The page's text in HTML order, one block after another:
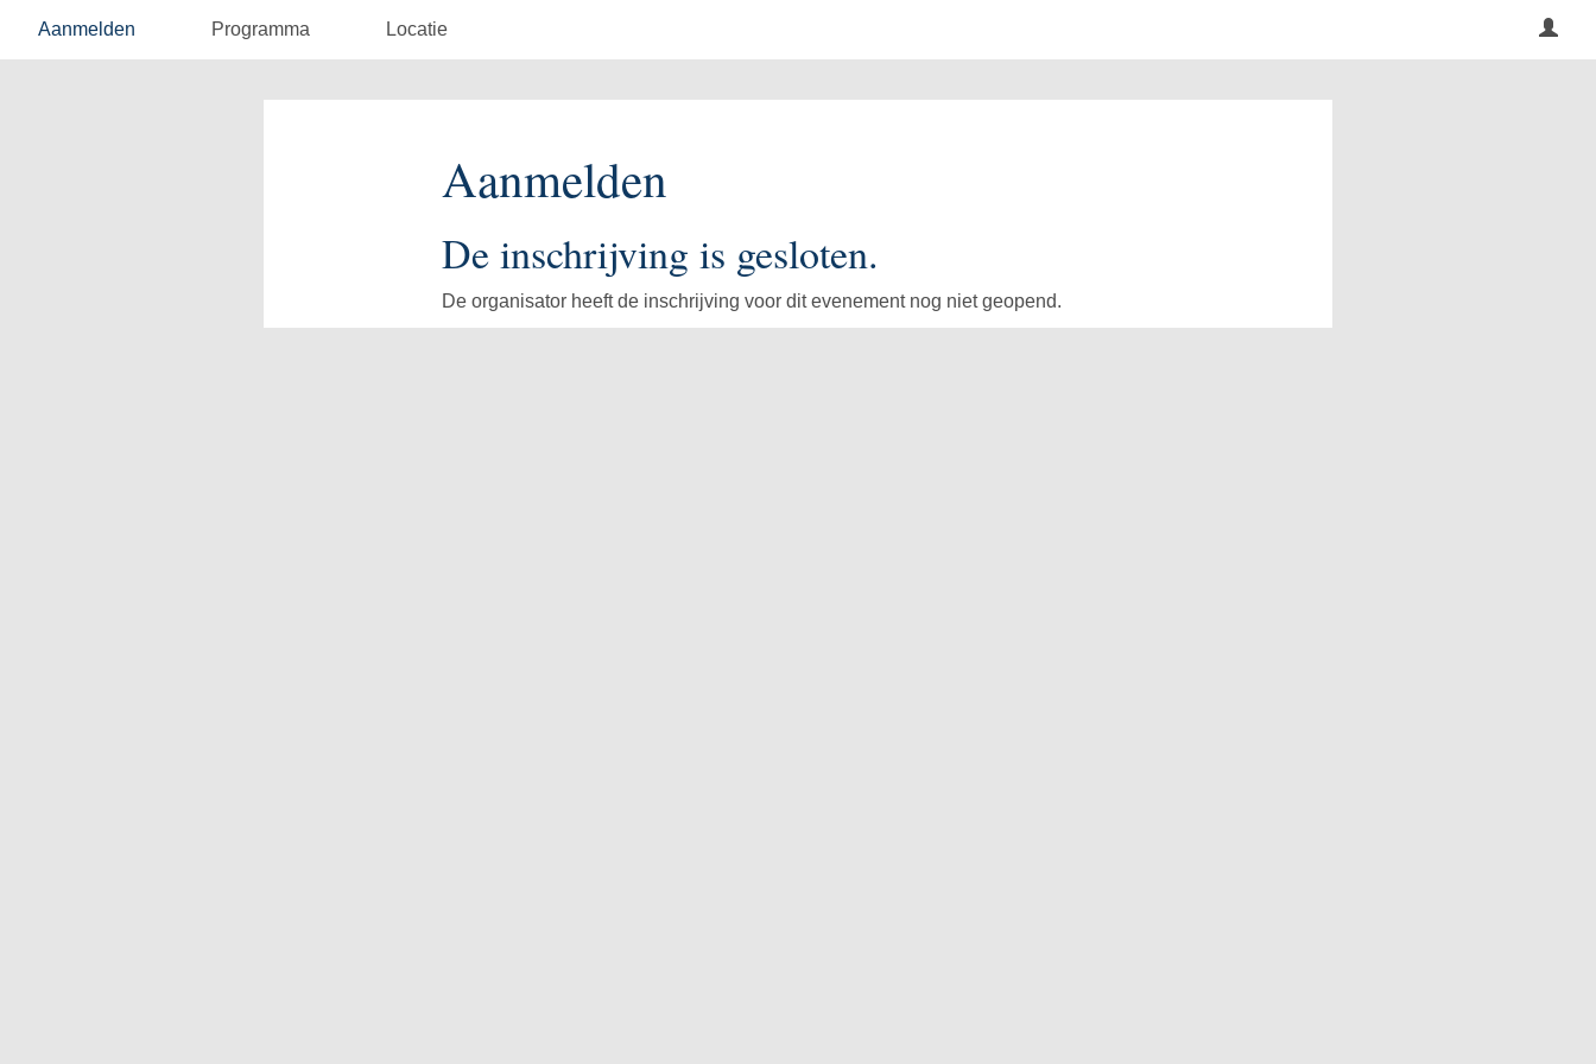
Aanmelden Programma Locatie
Aanmelden
De inschrijving is gesloten.
De organisator heeft de inschrijving voor dit evenement nog niet geopend.